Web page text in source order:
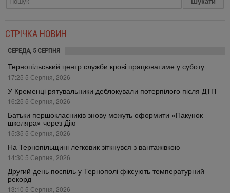
СТРІЧКА НОВИН
СЕРЕДА, 5 СЕРПНЯ
Тернопільський центр служби крові працюватиме у суботу
17:25 5 Серпня, 2026
У Кременці рятувальники деблокували потерпілого після ДТП
16:25 5 Серпня, 2026
Батьки першокласників знову можуть оформити «Пакунок
школяра» через Дію
15:35 5 Серпня, 2026
На Тернопільщині легковик зіткнувся з вантажівкою
14:30 5 Серпня, 2026
Другий день поспіль у Тернополі фіксують температурний
рекорд
13:10 5 Серпня, 2026